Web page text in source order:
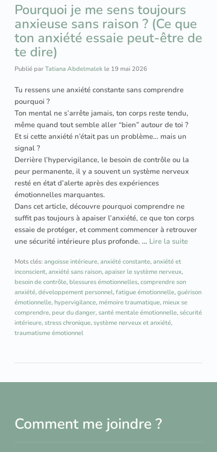
Pourquoi je me sens toujours
anxieuse sans raison ? (Ce que
ton anxiété essaie peut-être de
te dire)
Publié parTatiana Abdelmalek le 19 mai 2026
Tu ressens une anxiété constante sans comprendre
pourquoi ?
Ton mental ne s’arrête jamais, ton corps reste tendu,
même quand tout semble aller “bien” autour de toi ?
Et si cette anxiété n’était pas un problème… mais un
signal ?
Derrière l’hypervigilance, le besoin de contrôle ou la
peur permanente, il y a souvent un système nerveux
resté en état d’alerte après des expériences
émotionnelles marquantes.
Dans cet article, découvre pourquoi comprendre ne
suffit pas toujours à apaiser l’anxiété, ce que ton corps
essaie de protéger, et comment commencer à retrouver
une sécurité intérieure plus profonde. … Lire la suite
Mots clés:angoisse intérieure,anxiété constante,anxiété et
inconscient,anxiété sans raison,apaiser le système nerveux,
besoin de contrôle, blessures émotionnelles,comprendre son
anxiété,développement personnel,fatigue émotionnelle,guérison
émotionnelle, hypervigilance, mémoire traumatique, mieux se
comprendre, peur du danger,santé mentale émotionnelle,sécurité
intérieure,stress chronique,système nerveux et anxiété,
traumatisme émotionnel
Comment me joindre ?